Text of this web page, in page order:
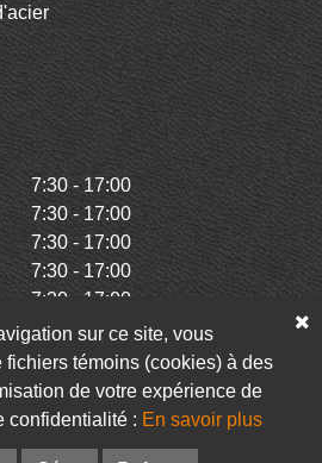
7:30 - 17:00
7:30 - 17:00
7:30 - 17:00
7:30 - 17:00
7:30 - 17:00
Fermé
Fermé
Infolettre
sur ce site, vous
témoins (cookies) à des
de votre expérience de
confidentialité : En savoir plus